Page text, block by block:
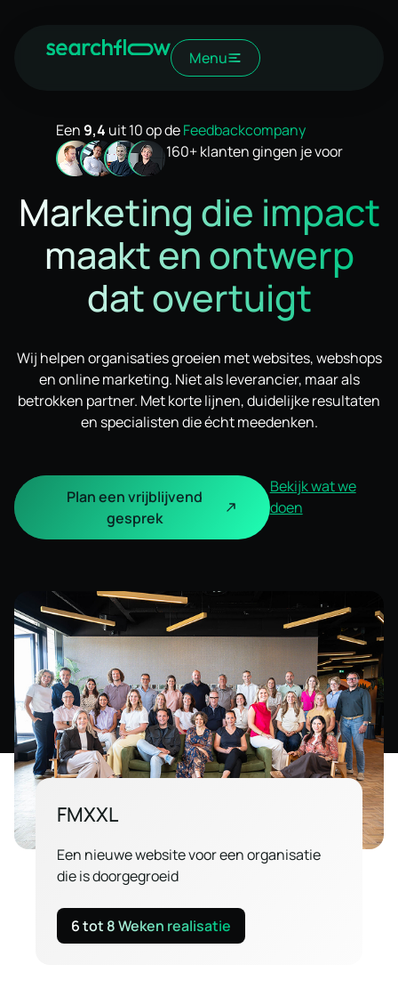
Menu
Een 9,4 uit 10 op deFeedbackcompany
160+ klanten gingen je voor
Marketing die impact
maakt en ontwerp
dat overtuigt
Wij helpen organisaties groeien met websites, webshops
en online marketing. Niet als leverancier, maar als
betrokken partner. Met korte lijnen, duidelijke resultaten
en specialisten die écht meedenken.
Plan een vrijblijvend
gesprek
Bekijk wat we
doen
FMXXL
Een nieuwe website voor een organisatie
die is doorgegroeid
6 tot 8 Weken realisatie